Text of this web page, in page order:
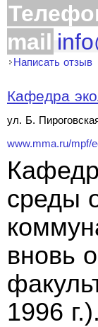
mail
Написать отзыв
Кафедра
ул. Б.
www.mma.ru/mpf/
среды
вновь
1996